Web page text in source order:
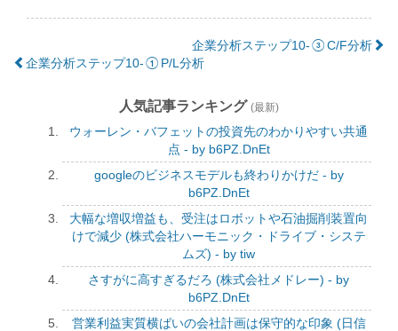
企業分析ステップ10-③C/F分析
企業分析ステップ10-①P/L分析
人気記事ランキング (最新)
ウォーレン・バフェットの投資先のわかりやすい共通
点 - by b6PZ.DnEt
googleのビジネスモデルも終わりかけだ - by
b6PZ.DnEt
大幅な増収増益も、受注はロボットや石油掘削装置向
けで減少 (株式会社ハーモニック・ドライブ・システ
ムズ) - by tiw
さすがに高すぎるだろ (株式会社メドレー) - by
b6PZ.DnEt
営業利益実質横ばいの会社計画は保守的な印象 (日信